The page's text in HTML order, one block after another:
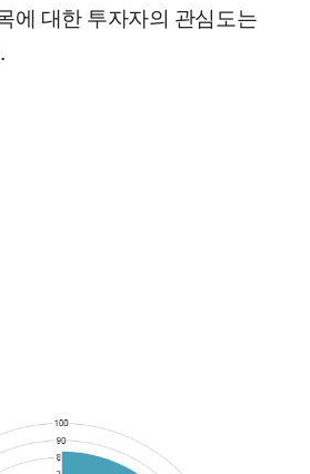
에 대한 투자자의 관심도는